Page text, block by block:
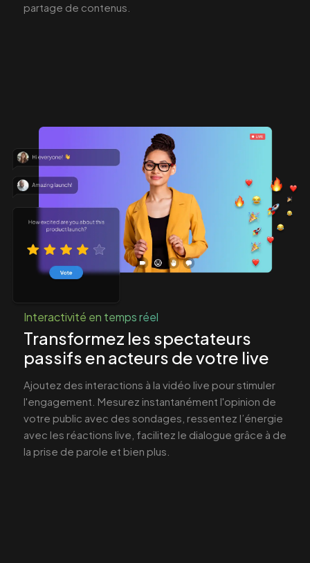
partage de contenus.
Interactivité en temps réel
Transformez les spectateurs
passifs en acteurs de votre live
Ajoutez des interactions à la vidéo live pour stimuler
l'engagement. Mesurez instantanément l'opinion de
votre public avec des sondages, ressentez l’énergie
avec les réactions live, facilitez le dialogue grâce à de
la prise de parole et bien plus.